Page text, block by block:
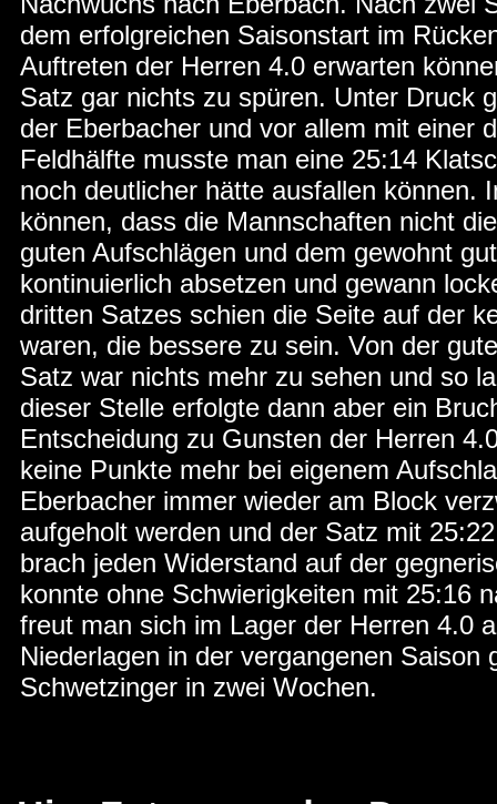
dem erfolgreichen Saisonstart im
Auftreten der Herren 4.0 erwarten
Satz gar nichts zu spüren. Unter Druck
der Eberbacher und vor allem mit einer
Feldhälfte musste man eine 25:14
noch deutlicher hätte ausfallen können.
können, dass die Mannschaften nicht
guten Aufschlägen und dem gewohnt
kontinuierlich absetzen und gewann
dritten Satzes schien die Seite auf der
waren, die bessere zu sein. Von der
Satz war nichts mehr zu sehen und so
dieser Stelle erfolgte dann aber ein
Entscheidung zu Gunsten der Herren
keine Punkte mehr bei eigenem
Eberbacher immer wieder am Block
aufgeholt werden und der Satz mit
brach jeden Widerstand auf der
konnte ohne Schwierigkeiten mit 25:16
freut man sich im Lager der Herren 4.0
Niederlagen in der vergangenen Saison
Schwetzinger in zwei Wochen.